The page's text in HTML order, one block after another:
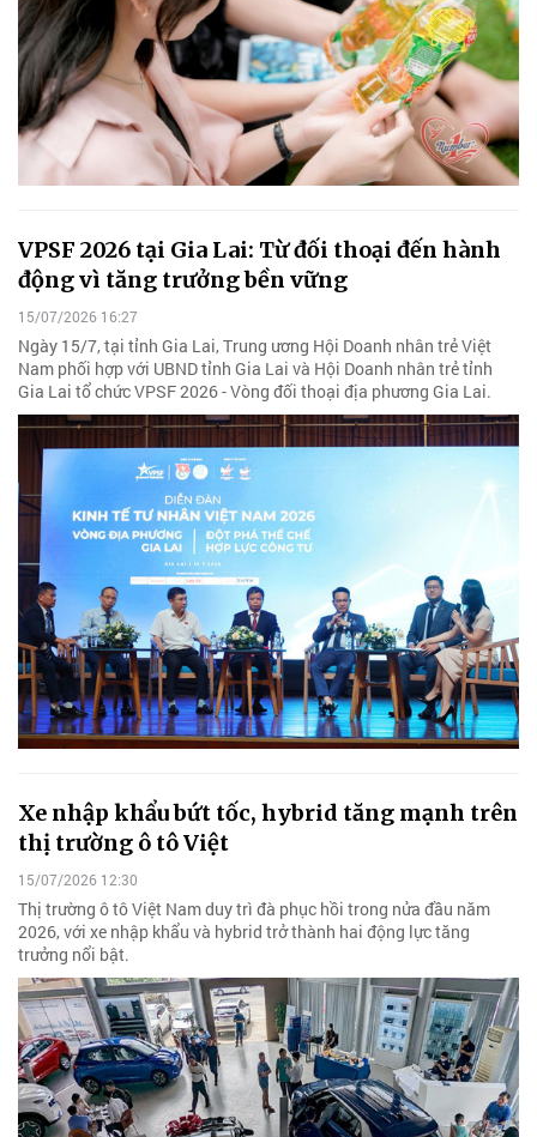
VPSF 2026 tại Gia Lai: Từ đối thoại đến hành
động vì tăng trưởng bền vững
15/07/2026 16:27
Ngày 15/7, tại tỉnh Gia Lai, Trung ương Hội Doanh nhân trẻ Việt
Nam phối hợp với UBND tỉnh Gia Lai và Hội Doanh nhân trẻ tỉnh
Gia Lai tổ chức VPSF 2026 - Vòng đối thoại địa phương Gia Lai.
Xe nhập khẩu bứt tốc, hybrid tăng mạnh trên
thị trường ô tô Việt
15/07/2026 12:30
Thị trường ô tô Việt Nam duy trì đà phục hồi trong nửa đầu năm
2026, với xe nhập khẩu và hybrid trở thành hai động lực tăng
trưởng nổi bật.